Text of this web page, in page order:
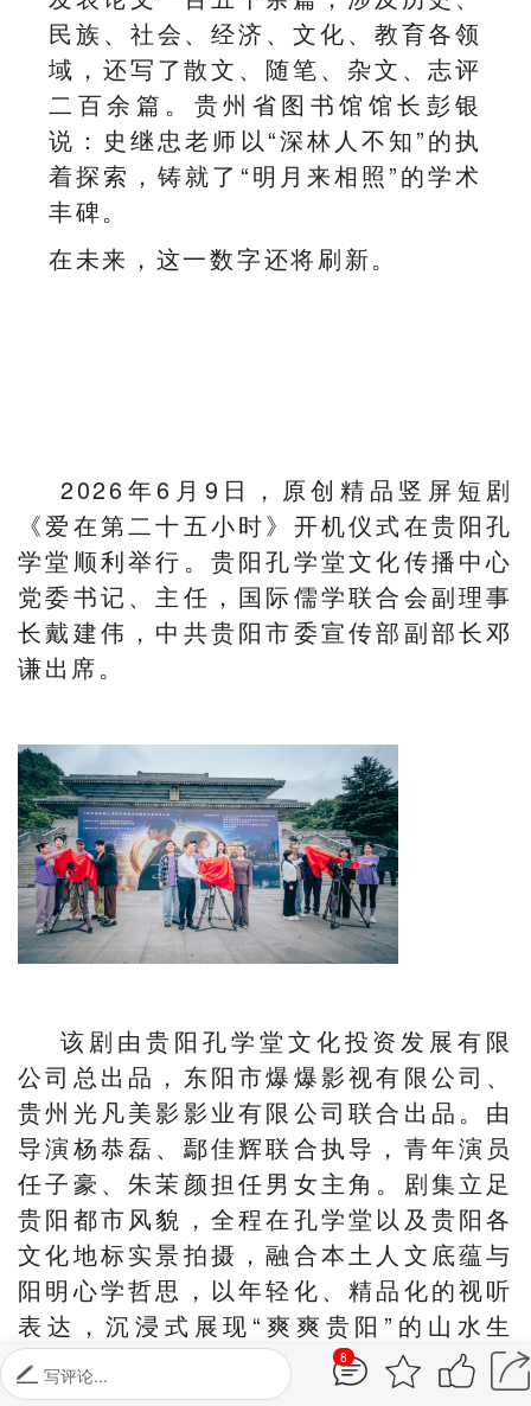
民族、社会、经济、文化、教育各领
域，还写了散文、随笔、杂文、志评
二百余篇。贵州省图书馆馆长彭银
说：史继忠老师以“深林人不知”的执
着探索，铸就了“明月来相照”的学术
丰碑。
在未来，这一数字还将刷新。
2026年6月9日，原创精品竖屏短剧
《爱在第二十五小时》开机仪式在贵阳孔
学堂顺利举行。 贵阳孔学堂文化传播中心
党委书记、主任，国际儒学联合会副理事
长戴建伟，中共贵阳市委宣传部副部长邓
谦出席。
该剧由贵阳孔学堂文化投资发展有限
公司总出品，东阳市爆爆影视有限公司、
贵州光凡美影影业有限公司联合出品。由
导演杨恭磊、鄢佳辉联合执导，青年演员
任子豪、朱茉颜担任男女主角。剧集立足
贵阳都市风貌，全程在孔学堂以及贵阳各
文化地标实景拍摄，融合本土人文底蕴与
阳明心学哲思，以年轻化、精品化的视听
表达，沉浸式展现“爽爽贵阳”的山水生
态、城市风貌与烟火人文。
写评论...
8